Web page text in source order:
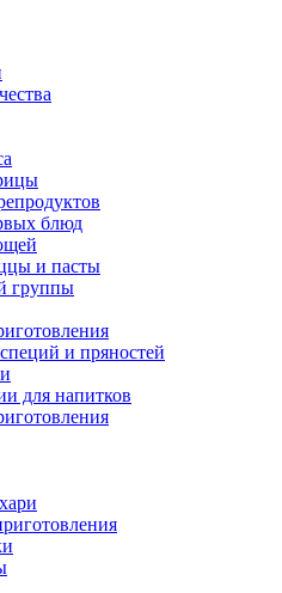
блюд
и пасты
группы
и пряностей
для напитков